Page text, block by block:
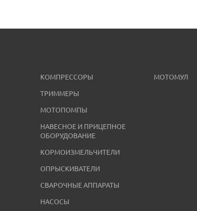
КОМПРЕССОРЫ
ТРИММЕРЫ
МОТОПОМПЫ
НАВЕСНОЕ И ПРИЦЕПНОЕ
ОБОРУДОВАНИЕ
КОРМОИЗМЕЛЬЧИТЕЛИ
ОПРЫСКИВАТЕЛИ
СВАРОЧНЫЕ АППАРАТЫ
НАСОСЫ
МОТОМУЛ